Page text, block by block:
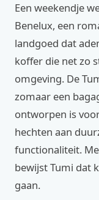
Een weekendje
Benelux, een
landgoed dat
koffer die net zo
omgeving. De
zomaar een
ontworpen is
hechten aan
functionaliteit.
bewijst Tumi dat
gaan.